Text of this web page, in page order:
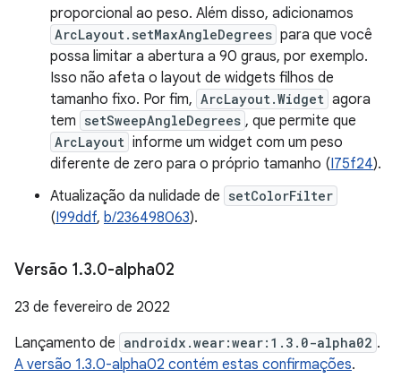
proporcional ao peso. Além disso, adicionamos
ArcLayout.setMaxAngleDegrees para que você
possa limitar a abertura a 90 graus, por exemplo.
Isso não afeta o layout de widgets filhos de
tamanho fixo. Por fim, ArcLayout.Widget agora
tem setSweepAngleDegrees , que permite que
ArcLayout informe um widget com um peso
diferente de zero para o próprio tamanho (I75f24).
Atualização da nulidade de setColorFilter
(I99ddf, b/236498063).
Versão 1.3.0-alpha02
23 de fevereiro de 2022
Lançamento de androidx.wear:wear:1.3.0-alpha02 .
A versão 1.3.0-alpha02 contém estas confirmações.